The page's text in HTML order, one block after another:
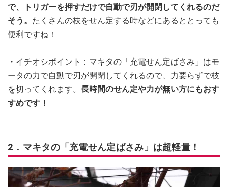
で、トリガーを押すだけで自動で刃が開閉してくれるのだ
そう。 たくさんの枝をせん定する時などにあるととっても
便利ですね！
・イチオシポイント：マキタの「充電せん定ばさみ」はモ
ータの力で自動で刃が開閉してくれるので、力要らずで枝
を切ってくれます。 長時間のせん定や力が無い方にもおす
すめです！
2．マキタの「充電せん定ばさみ」は超軽量！